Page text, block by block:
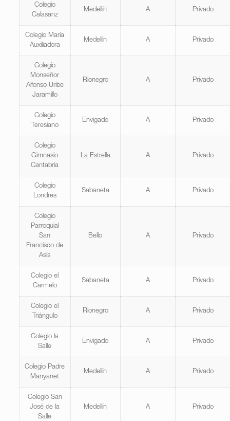
Colegio
Calasanz
Medellín A Privado
Colegio María
Auxiliadora
Medellín A Privado
Colegio
Monseñor
Alfonso Uribe
Jaramillo
Rionegro A Privado
Colegio
Teresiano
Envigado A Privado
Colegio
Gimnasio
Cantabria
La Estrella A Privado
Colegio
Londres
Sabaneta A Privado
Colegio
Parroquial
San
Francisco de
Asís
Bello A Privado
Colegio el
Carmelo
Sabaneta A Privado
Colegio el
Triángulo
Rionegro A Privado
Colegio la
Salle
Envigado A Privado
Colegio Padre
Manyanet
Medellín A Privado
Colegio San
José de la
Salle
Medellín A Privado